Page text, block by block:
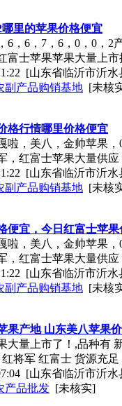
哪里的苹果价格便宜
6，6，7，6，0，0，
富士苹果苹果大量上市
[山东省临沂市沂水
副产品购销基地 [未核
格行情哪里价格便宜
啦，美八，金帅苹果
，红富士苹果大量供应
[山东省临沂市沂水
副产品购销基地 [未核
便宜，今日红富士苹
啦，美八，金帅苹果
，红富士苹果大量供应
[山东省临沂市沂水
副产品购销基地 [未核
果产地 山东美八苹果
大量上市了！,品种有
将军 红富士 货源充足
[山东省临沂市沂水
产品批发 [未核实]